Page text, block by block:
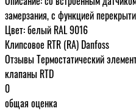
замерзания, с функцией
Цвет: белый RAL 9016
Клипсовое RTR (RA) Danfoss
Отзывы Термостатический
клапаны RTD
0
общая оценка